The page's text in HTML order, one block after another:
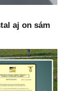
aj on sám